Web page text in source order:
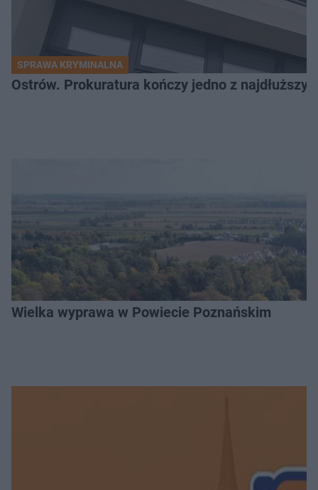
SPRAWA KRYMINALNA
Ostrów. Prokuratura kończy jedno z
Wielka wyprawa w Powiecie Poznańskim